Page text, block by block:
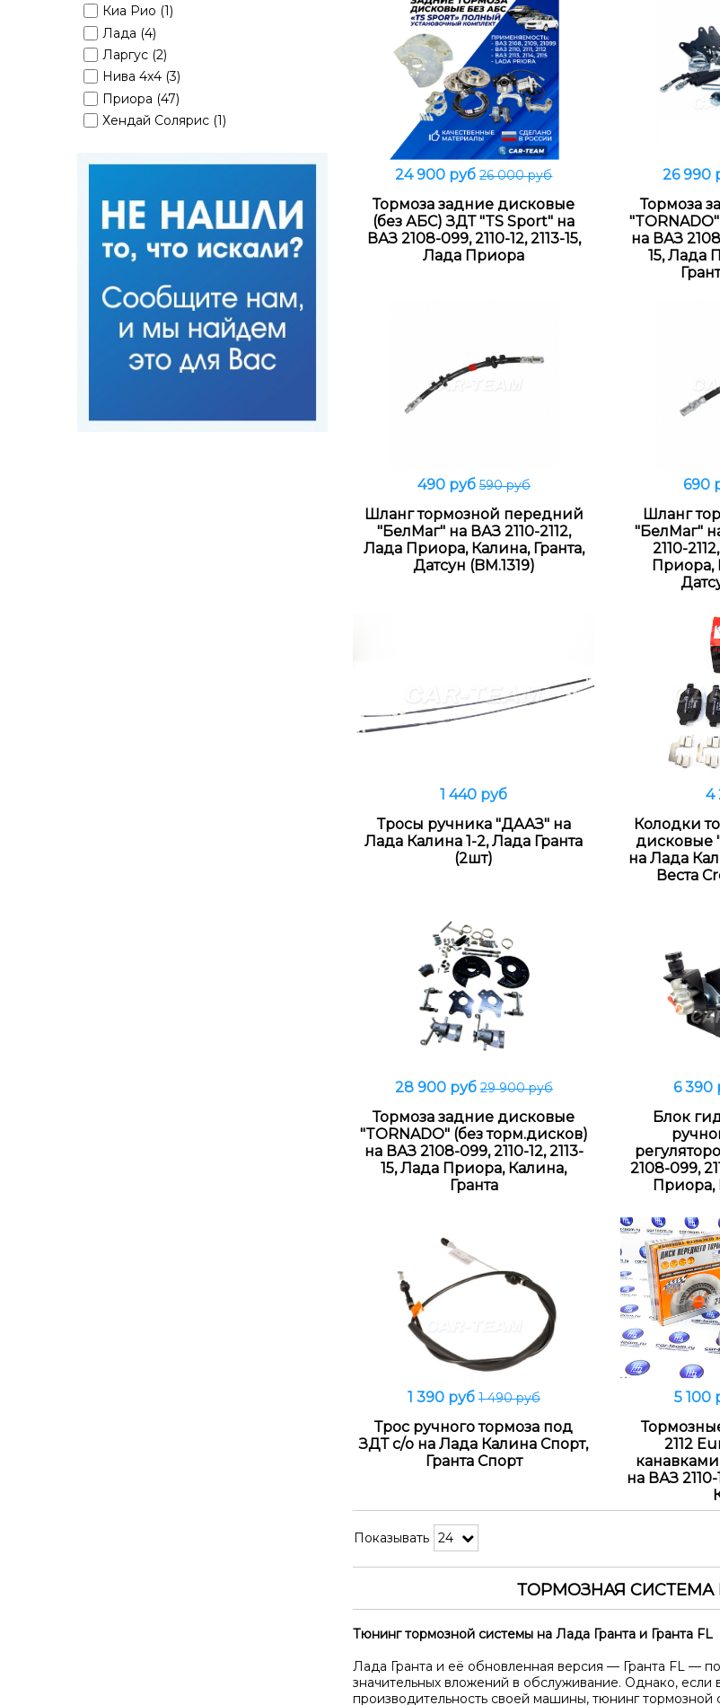
Киа Рио (1)
Лада (4)
Ларгус (2)
Нива 4x4 (3)
Приора (47)
Хендай Солярис (1)
В корзину
24 900 руб26 000 руб
Тормоза задние дисковые
(без АБС) ЗДТ "TS Sport" на
ВАЗ 2108-099, 2110-12, 2113-15,
Лада Приора
26 990
Тормоза
на ВАЗ
15, Лада
В корзину
490 руб590 руб
Шланг тормозной передний
"БелМаг" на ВАЗ 2110-2112,
Лада Приора, Калина, Гранта,
Датсун (BM.1319)
690
Шланг
"БелМаг"
2110-
Приора,
В корзину
1 440 руб
Тросы ручника "ДААЗ" на
Лада Калина 1-2, Лада Гранта
(2шт)
4
Колодки
дисковые
на Лада
Веста
В корзину
28 900 руб29 900 руб
Тормоза задние дисковые
"TORNADO" (без торм.дисков)
на ВАЗ 2108-099, 2110-12, 2113-
15, Лада Приора, Калина,
Гранта
6 390
Блок
2108-099,
Приора,
В корзину
1 390 руб1 490 руб
Трос ручного тормоза под
ЗДТ с/о на Лада Калина Спорт,
Гранта Спорт
5 100
2112
на ВАЗ
Показывать
ТОРМОЗНАЯ СИСТЕМА
Тюнинг тормозной системы на Лада Гранта и Гранта FL
Лада Гранта и её обновленная версия — Гранта FL —
значительных вложений в обслуживание. Однако,
производительность своей машины, тюнинг